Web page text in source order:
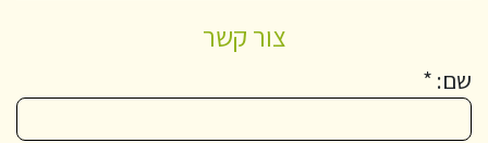
צור קשר
שם: *